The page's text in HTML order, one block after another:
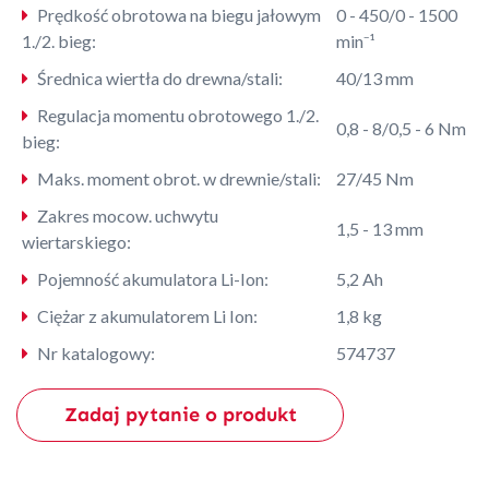
Prędkość obrotowa na biegu jałowym
1./2. bieg:
0 - 450/0 - 1500
min⁻¹
Średnica wiertła do drewna/stali:
40/13 mm
Regulacja momentu obrotowego 1./2.
bieg:
0,8 - 8/0,5 - 6 Nm
Maks. moment obrot. w drewnie/stali:
27/45 Nm
Zakres mocow. uchwytu
wiertarskiego:
1,5 - 13 mm
Pojemność akumulatora Li-Ion:
5,2 Ah
Ciężar z akumulatorem Li Ion:
1,8 kg
Nr katalogowy:
574737
Zadaj pytanie o produkt